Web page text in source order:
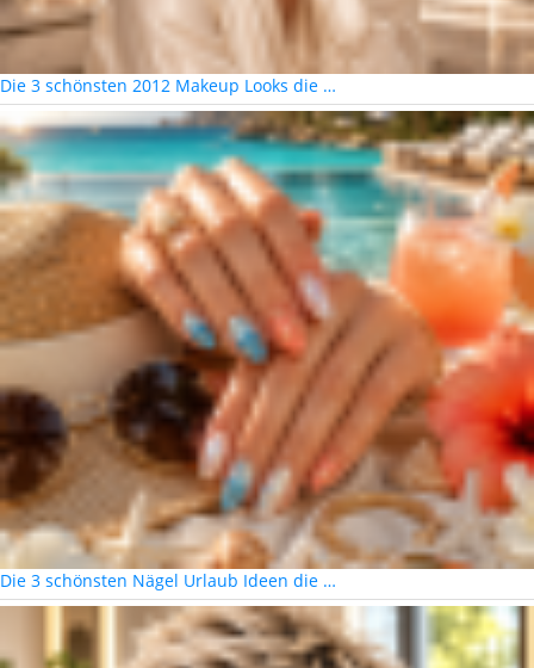
Die 3 schönsten 2012 Makeup Looks die …
Die 3 schönsten Nägel Urlaub Ideen die …